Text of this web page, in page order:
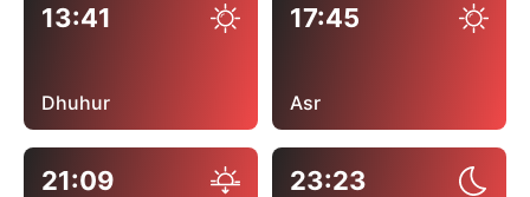
13:41
Dhuhur
17:45
Asr
21:09 23:23